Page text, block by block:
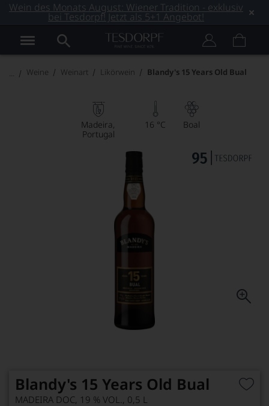
Wein des Monats August: Wiener Tradition - exklusiv
bei Tesdorpf! Jetzt als 5+1 Angebot!
Weine Weinart Likörwein Blandy's 15 Years Old Bual
Madeira
Portugal
16 °C Boal
Blandy's 15 Years Old Bual
MADEIRA DOC, 19 % VOL., 0,5 L